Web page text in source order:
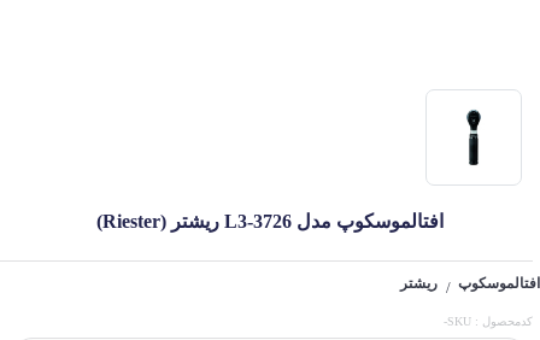
افتالموسکوپ مدل 3726-L3 ریشتر (Riester)
افتالموسکوپ / ریشتر
کدمحصول : SKU-